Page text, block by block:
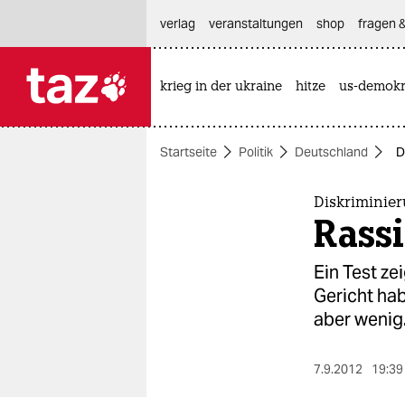
themen
verlag
veranstaltungen shop fragen
krieg in der ukraine hitze us-
Startseite Politik Deutschland
Ein Test
Gericht
aber wenig.
7.9.2012